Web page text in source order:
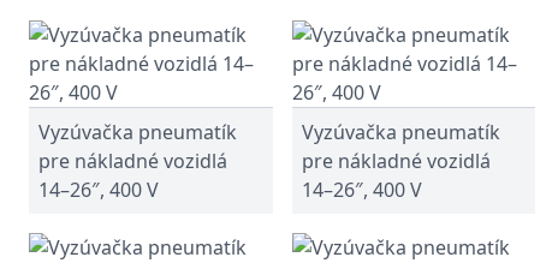
Vyzúvačka pneumatík
pre nákladné vozidlá
14–26″, 400 V
Vyzúvačka pneumatík
pre nákladné vozidlá
14–26″, 400 V